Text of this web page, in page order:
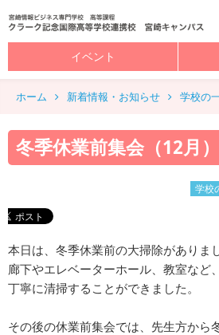
イベント
ホーム 新着情報・お知らせ 学校の
冬季休業前集会（12月）
学校
本日は、冬季休業前の大掃除がありまし
廊下やエレベーターホール、教室など
丁寧に清掃することができました。
その後の休業前集会では、先生方から